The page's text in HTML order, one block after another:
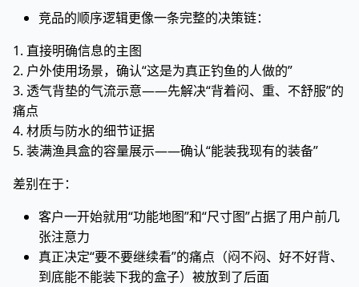
竞品的顺序逻辑更像一条完整的决策链：
1. 直接明确信息的主图
2. 户外使用场景，确认“这是为真正钓鱼的人做的”
3. 透气背垫的气流示意——先解决“背着闷、重、不舒服”的
痛点
4. 材质与防水的细节证据
5. 装满渔具盒的容量展示——确认“能装我现有的装备”
差别在于：
客户一开始就用“功能地图”和“尺寸图”占据了用户前几
张注意力
真正决定“要不要继续看”的痛点（闷不闷、好不好背、
到底能不能装下我的盒子）被放到了后面